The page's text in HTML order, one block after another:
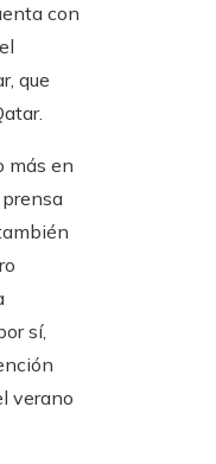
con
que
más en
sí,
verano